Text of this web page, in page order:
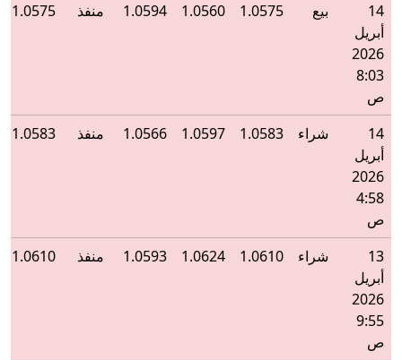
14
أبريل
2026
8:03
ص
بيع 1.0575
1.0560
1.0594 منفذ 1.0575
14
أبريل
2026
4:58
ص
شراء 1.0583
1.0597
1.0566 منفذ 1.0583
13
أبريل
2026
9:55
ص
شراء 1.0610
1.0624
1.0593 منفذ 1.0610